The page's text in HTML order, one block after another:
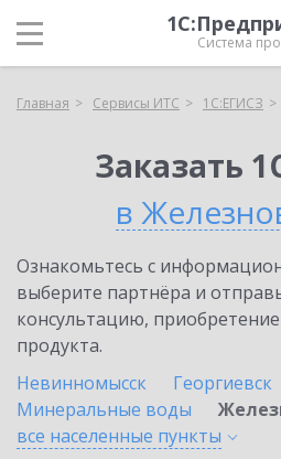
Система
Главная Сервисы ИТС 1С:ЕГИСЗ
Заказать
в
Ознакомьтесь с
выберите партнёра и
консультацию,
продукта.
Невинномысск
Георгиевск
Минеральные воды
все населенные пункты